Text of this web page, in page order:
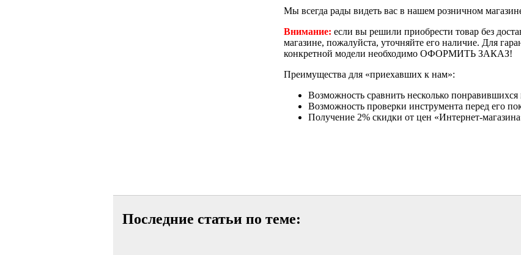
Мы всегда рады видеть вас в нашем розничном
Внимание: если вы решили приобрести товар без
магазине, пожалуйста, уточняйте его наличие. Для
конкретной модели необходимо ОФОРМИТЬ ЗАКАЗ!
Преимущества для «приехавших к нам»:
Возможность сравнить несколько
Возможность проверки инструмента перед его
Получение 2% скидки от цен «Интернет-
Последние статьи по теме: